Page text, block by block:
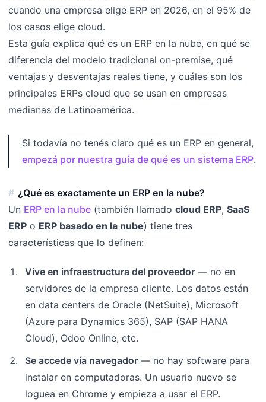
cuando una empresa elige ERP en 2026, en el 95% de
los casos elige cloud.
Esta guía explica qué es un ERP en la nube, en qué se
diferencia del modelo tradicional on-premise, qué
ventajas y desventajas reales tiene, y cuáles son los
principales ERPs cloud que se usan en empresas
medianas de Latinoamérica.
Si todavía no tenés claro qué es un ERP en general,
empezá por nuestra guía de qué es un sistema ERP.
¿Qué es exactamente un ERP en la nube?
Un ERP en la nube (también llamado cloud ERP, SaaS
ERP o ERP basado en la nube) tiene tres
características que lo definen:
Vive en infraestructura del proveedor — no en
servidores de la empresa cliente. Los datos están
en data centers de Oracle (NetSuite), Microsoft
(Azure para Dynamics 365), SAP (SAP HANA
Cloud), Odoo Online, etc.
Se accede vía navegador — no hay software para
instalar en computadoras. Un usuario nuevo se
loguea en Chrome y empieza a usar el ERP.